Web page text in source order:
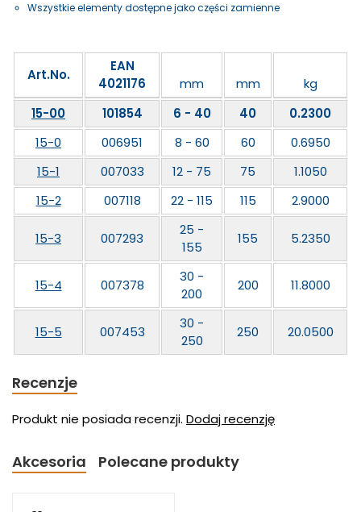
Wszystkie elementy dostępne jako części zamienne
Art.No.
EAN
4021176
mm mm
kg
15-00
101854 6 - 40 40
0.2300
15-0
006951 8 - 60 60
0.6950
15-1
007033 12 - 75 75
1.1050
15-2
007118 22 - 115 115 2.9000
15-3 007293
25 -
155
155 5.2350
15-4 007378
30 -
200
200 11.8000
15-5 007453
30 -
250
250 20.0500
Recenzje
Produkt nie posiada recenzji. Dodaj recenzję
Akcesoria Polecane produkty